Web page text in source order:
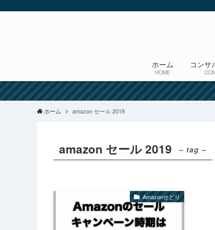
ホーム
HOME
コンサ
ホーム amazon セール 2019
amazon セール 2019 – tag –
Amazonせどり